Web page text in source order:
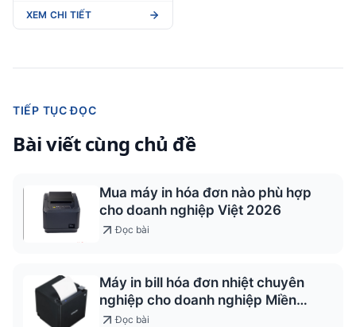
XEM CHI TIẾT
TIẾP TỤC ĐỌC
Bài viết cùng chủ đề
Mua máy in hóa đơn nào phù hợp
cho doanh nghiệp Việt 2026
Đọc bài
Máy in bill hóa đơn nhiệt chuyên
nghiệp cho doanh nghiệp Miền
Trung
Đọc bài